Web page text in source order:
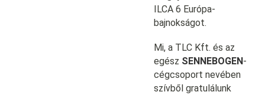
ILCA 6 Európa-
bajnokságot.
Mi, a TLC Kft. és az
egész SENNEBOGEN -
cégcsoport nevében
szívből gratulálunk